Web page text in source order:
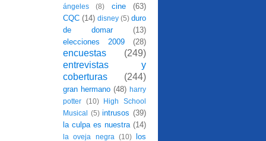
ángeles
(8) cine
(63)
CQC (14) disney (5) duro
de domar
(13)
elecciones 2009
(28)
encuestas
(249)
entrevistas y
coberturas
(244)
gran hermano (48) harry
potter
(10)
High School
Musical (5) intrusos (39)
la culpa es nuestra (14)
la oveja negra (10) los